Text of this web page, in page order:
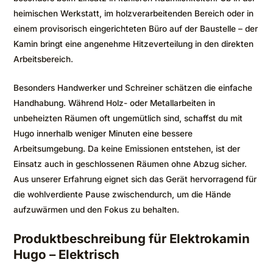
heimischen Werkstatt, im holzverarbeitenden Bereich oder in
einem provisorisch eingerichteten Büro auf der Baustelle – der
Kamin bringt eine angenehme Hitzeverteilung in den direkten
Arbeitsbereich.
Besonders Handwerker und Schreiner schätzen die einfache
Handhabung. Während Holz- oder Metallarbeiten in
unbeheizten Räumen oft ungemütlich sind, schaffst du mit
Hugo innerhalb weniger Minuten eine bessere
Arbeitsumgebung. Da keine Emissionen entstehen, ist der
Einsatz auch in geschlossenen Räumen ohne Abzug sicher.
Aus unserer Erfahrung eignet sich das Gerät hervorragend für
die wohlverdiente Pause zwischendurch, um die Hände
aufzuwärmen und den Fokus zu behalten.
Produktbeschreibung für Elektrokamin
Hugo – Elektrisch